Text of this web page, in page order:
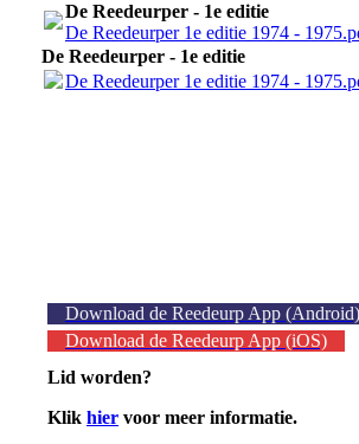
De Reedeurper - 1e editie
De Reedeurper 1e editie 1974 -
De Reedeurper - 1e editie
De Reedeurper 1e editie 1974 -
Download de Reedeurp App (Android)
Download de Reedeurp App (iOS)
Lid worden?
Klik hier voor meer informatie.